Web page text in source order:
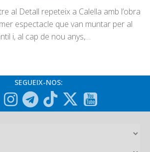
al Detall repeteix a Calella amb l’obra
espectacle que van muntar per al
i, al cap de nou anys,…
SEGUEIX-NOS: